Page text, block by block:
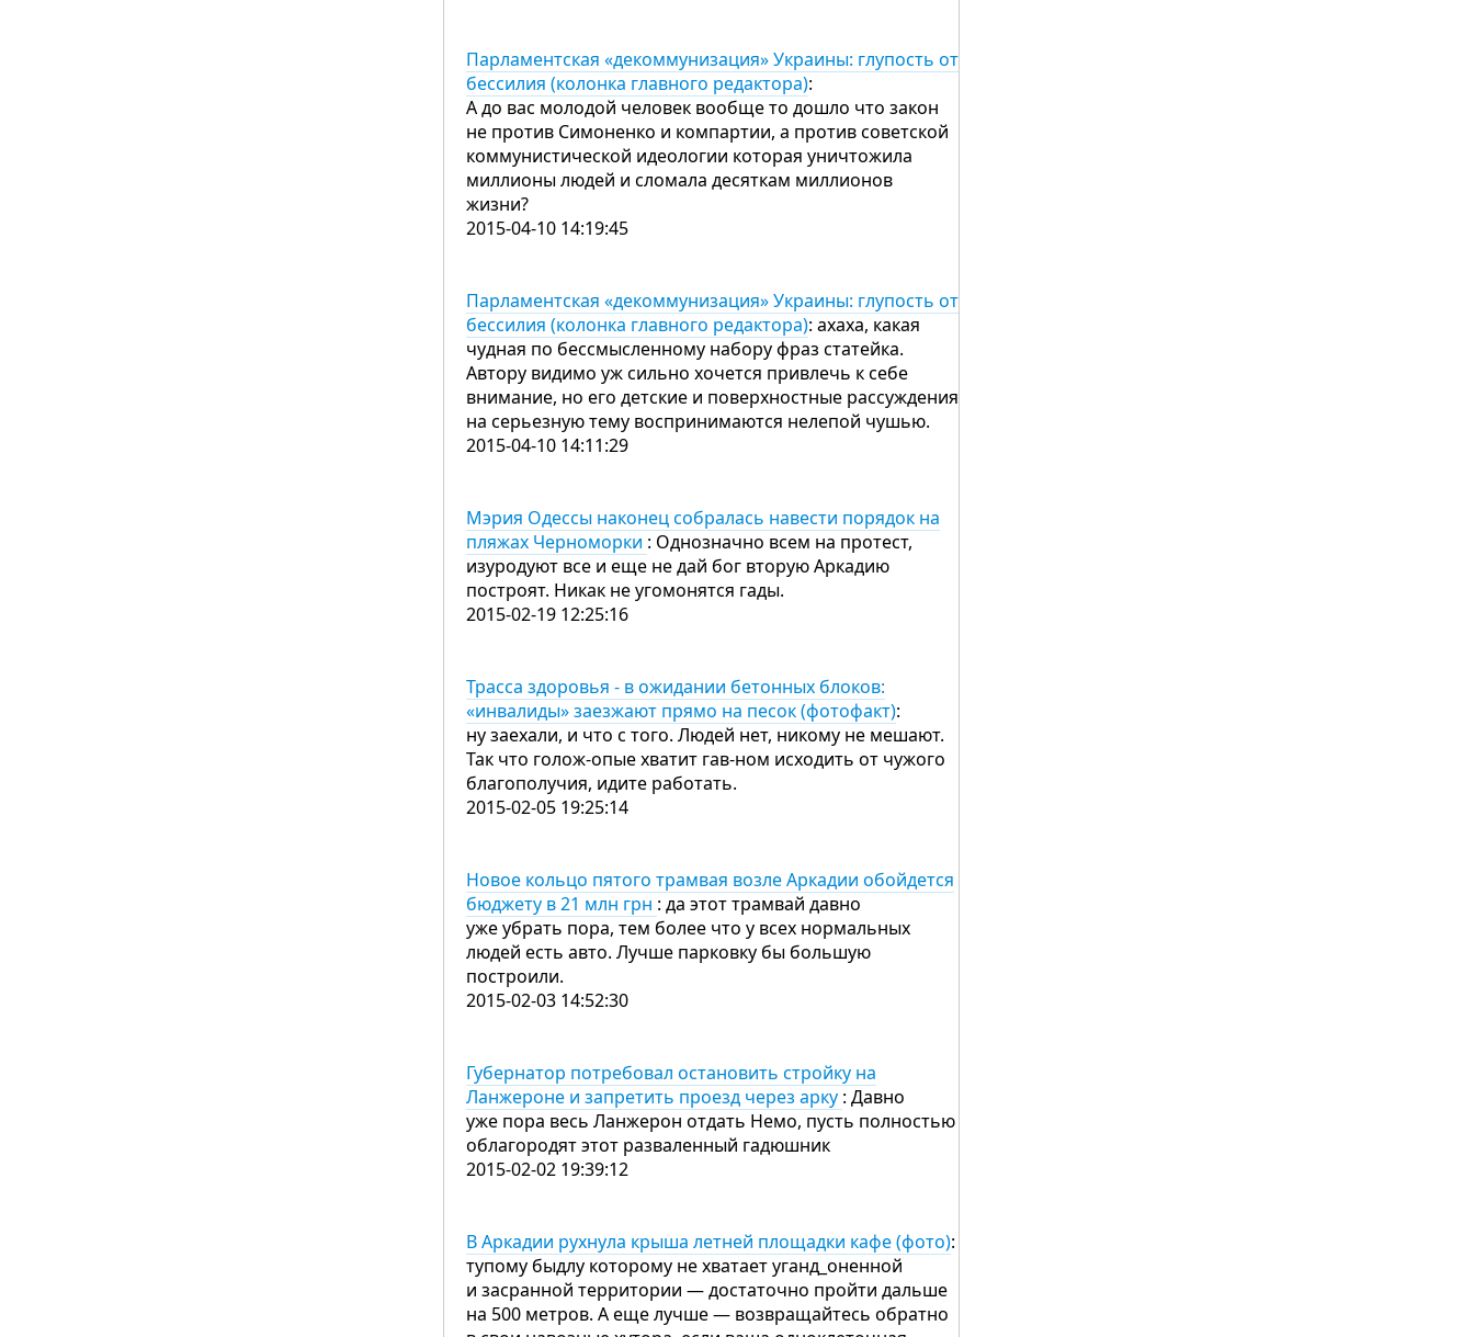
Парламентская «декоммунизация» Украины: глупость от
бессилия (колонка главного редактора):
А до вас молодой человек вообще то дошло что закон
не против Симоненко и компартии, а против советской
коммунистической идеологии которая уничтожила
миллионы людей и сломала десяткам миллионов
жизни?
2015-04-10 14:19:45
Парламентская «декоммунизация» Украины: глупость от
бессилия (колонка главного редактора): ахаха, какая
чудная по бессмысленному набору фраз статейка.
Автору видимо уж сильно хочется привлечь к себе
внимание, но его детские и поверхностные рассуждения
на серьезную тему воспринимаются нелепой чушью.
2015-04-10 14:11:29
Мэрия Одессы наконец собралась навести порядок на
пляжах Черноморки : Однозначно всем на протест,
изуродуют все и еще не дай бог вторую Аркадию
построят. Никак не угомонятся гады.
2015-02-19 12:25:16
Трасса здоровья - в ожидании бетонных блоков:
«инвалиды» заезжают прямо на песок (фотофакт):
ну заехали, и что с того. Людей нет, никому не мешают.
Так что голож-опые хватит гав-ном исходить от чужого
благополучия, идите работать.
2015-02-05 19:25:14
Новое кольцо пятого трамвая возле Аркадии обойдется
бюджету в 21 млн грн : да этот трамвай давно
уже убрать пора, тем более что у всех нормальных
людей есть авто. Лучше парковку бы большую
построили.
2015-02-03 14:52:30
Губернатор потребовал остановить стройку на
Ланжероне и запретить проезд через арку : Давно
уже пора весь Ланжерон отдать Немо, пусть полностью
облагородят этот разваленный гадюшник
2015-02-02 19:39:12
В Аркадии рухнула крыша летней площадки кафе (фото):
тупому быдлу которому не хватает уганд_оненной
и засранной территории — достаточно пройти дальше
на 500 метров. А еще лучше — возвращайтесь обратно